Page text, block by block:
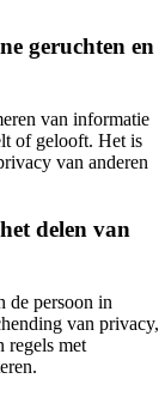
geruchten en
van informatie
of gelooft. Het is
van anderen
delen van
de persoon in
van privacy,
regels met